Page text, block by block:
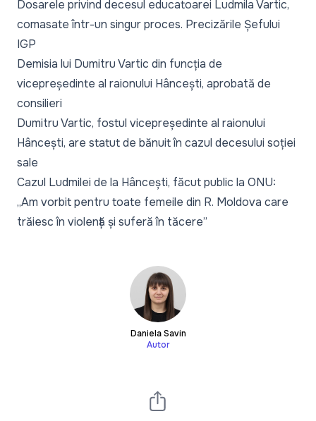
Dosarele privind decesul educatoarei Ludmila Vartic,
comasate într-un singur proces. Precizările Șefului
IGP
Demisia lui Dumitru Vartic din funcția de
vicepreședinte al raionului Hâncești, aprobată de
consilieri
Dumitru Vartic, fostul vicepreședinte al raionului
Hâncești, are statut de bănuit în cazul decesului soției
sale
Cazul Ludmilei de la Hâncești, făcut public la ONU:
„Am vorbit pentru toate femeile din R. Moldova care
trăiesc în violență și suferă în tăcere”
Daniela Savin
Autor